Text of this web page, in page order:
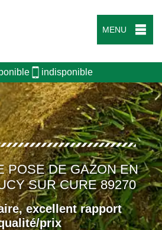
MENU
indisponible
POSE DE GAZON EN
SUR CURE 89270
excellent rapport
prix